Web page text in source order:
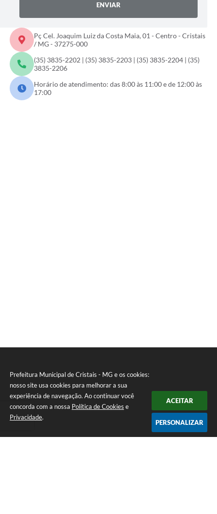
Prefeitura Municipal de Cristais - MG e os cookies:
nosso site usa cookies para melhorar a sua
experiência de navegação. Ao continuar você
concorda com a nossa Política de Cookies e
Privacidade.
ACEITAR
PERSONALIZAR
ENVIAR
Pç Cel. Joaquim Luiz da Costa Maia, 01 - Centro - Cristais
/ MG - 37275-000
(35) 3835-2202 | (35) 3835-2203 | (35) 3835-2204 | (35)
3835-2206
Horário de atendimento: das 8:00 às 11:00 e de 12:00 às
17:00